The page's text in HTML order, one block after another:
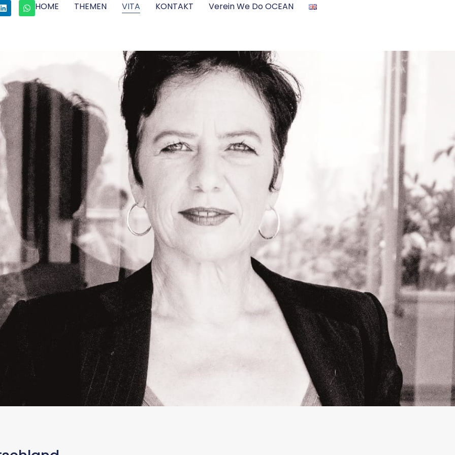
HOME THEMEN VITA KONTAKT Verein We Do OCEAN